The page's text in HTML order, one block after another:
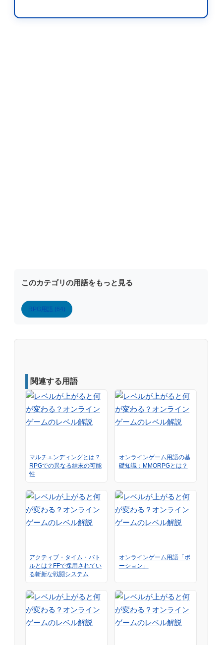
このカテゴリの用語をもっと見る
RPG用語 (64)
関連する用語
マルチエンディングとは？
RPGでの異なる結末の可能
性
オンラインゲーム用語の基
礎知識：MMORPGとは？
アクティブ・タイム・バト
ルとは？FFで採用されてい
る斬新な戦闘システム
オンラインゲーム用語「ポ
ーション」